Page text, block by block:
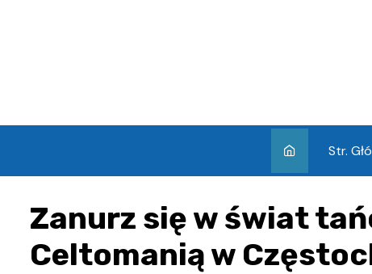
Str.
Zanurz się w świat
Celtomanią w